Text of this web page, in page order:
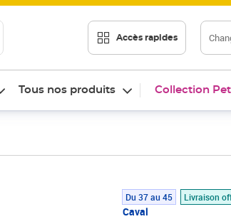
Accès rapides
Tous nos produits Collection
Du 37 au 45 Livraison
Caval
Prix 155,00€